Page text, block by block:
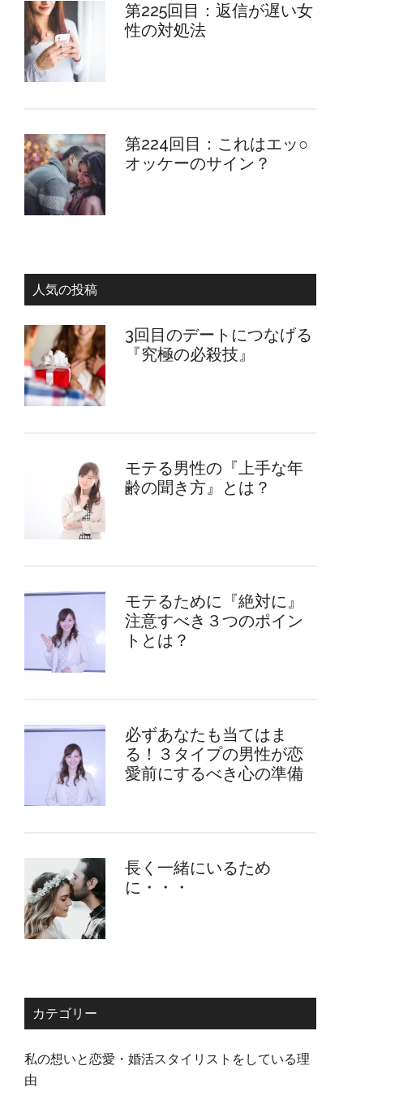
第225回目：返信が遅い女
性の対処法
第224回目：これはエッ○
オッケーのサイン？
人気の投稿
3回目のデートにつなげる
『究極の必殺技』
モテる男性の『上手な年
齢の聞き方』とは？
モテるために『絶対に』
注意すべき３つのポイン
トとは？
必ずあなたも当てはま
る！３タイプの男性が恋
愛前にするべき心の準備
長く一緒にいるため
に・・・
カテゴリー
私の想いと恋愛・婚活スタイリストをしている理
由